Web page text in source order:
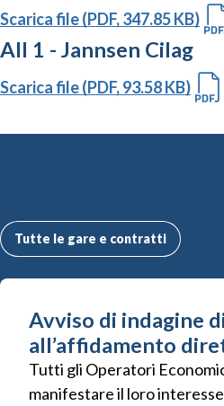
Scarica file (PDF, 347.85 KB)
All 1 - Jannsen Cilag
Scarica file (PDF, 93.58 KB)
Tutte le gare e contratti
Avviso di indagine
all’affidamento
Tutti gli Operatori
manifestare il loro